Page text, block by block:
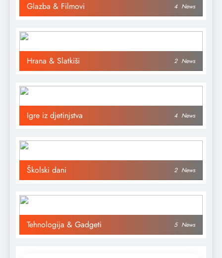
Glazba & Filmovi 4 News
Hrana & Slatkiši 2 News
Igre iz djetinjstva 4 News
Školski dani 2 News
Tehnologija & Gadgeti 5 News